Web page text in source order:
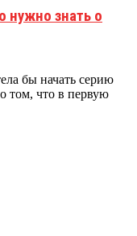
нужно знать о
бы начать серию
том, что в первую